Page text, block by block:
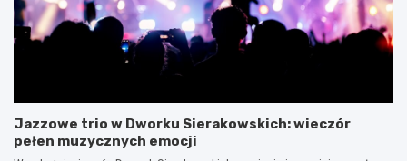
Jazzowe trio w Dworku Sierakowskich: wieczór
pełen muzycznych emocji